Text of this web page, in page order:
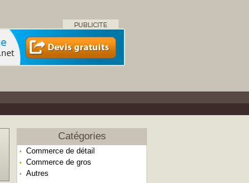
Catégories
Commerce de détail
Commerce de gros
Autres